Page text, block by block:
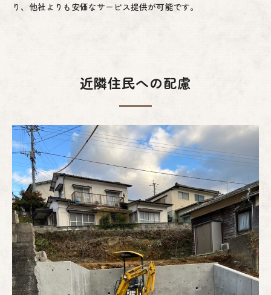
り、他社よりも安価なサービス提供が可能です。
近隣住民への配慮